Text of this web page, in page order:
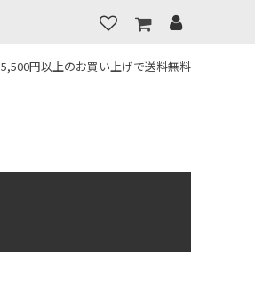
5,500円以上のお買い上げで送料無料